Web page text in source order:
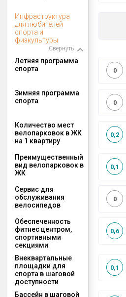
Инфраструктура
для любителей
спорта и
физкультуры
Свернуть
Летняя программа
спорта
0
Зимняя программа
спорта
0
Количество мест
велопарковок в ЖК
на 1 квартиру
0,2
Преимущественный
вид велопарковок в
ЖК
0,1
Сервис для
обслуживания
велосипедов
0
Обеспеченность
фитнес центром,
спортивными
секциями
0,6
Внеквартальные
площадки для
спорта в шаговой
доступности
0,1
Бассейн в шаговой